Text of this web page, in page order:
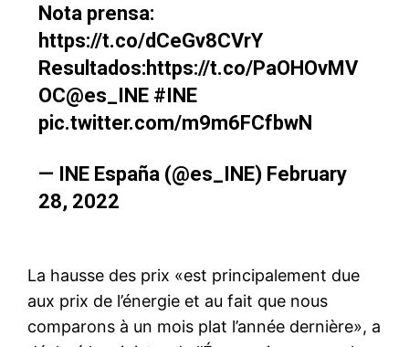
Nota prensa:
https://t.co/dCeGv8CVrY
Resultados: https://t.co/PaOHOvMV
OC@es_INE #INE
pic.twitter.com/m9m6FCfbwN
— INE España (@es_INE) February
28, 2022
La hausse des prix «est principalement due
aux prix de l’énergie et au fait que nous
comparons à un mois plat l’année dernière», a